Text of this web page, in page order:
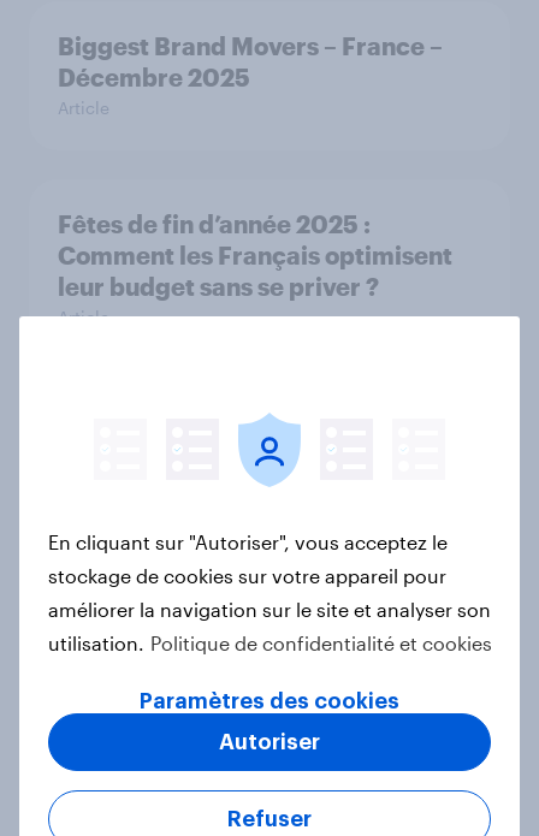
Biggest Brand Movers – France –
Décembre 2025
Article
Fêtes de fin d’année 2025 :
Comment les Français optimisent
leur budget sans se priver ?
Article
France, Belgium & Netherlands
consumer bank rankings: YouGov's
L’addition, s’il vous plaît : France
YouGov France Rankings Super et
En cliquant sur "Autoriser", vous acceptez le
stockage de cookies sur votre appareil pour
améliorer la navigation sur le site et analyser son
utilisation. Politique de confidentialité et cookies
Paramètres des cookies
Refuser
Autoriser